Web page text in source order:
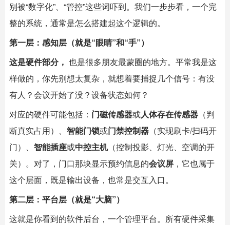
别被“数字化”、“管控”这些词吓到。我们一步步看，一个完
整的系统，通常是怎么搭建起这个逻辑的。
第一层：感知层（就是“眼睛”和“手”）
这是硬件部分， 也是很多朋友最蒙圈的地方。平常我是这
样做的，你先别想太复杂，就想着要捕捉几个信号：有没
有人？会议开始了没？设备状态如何？
对应的硬件可能包括： 门磁传感器或人体存在传感器 （判
断真实占用）、 智能门锁或门禁控制器 （实现刷卡/扫码开
门）、 智能插座或中控主机（控制投影、灯光、空调的开
关）。对了，门口那块显示预约信息的会议屏 ，它也属于
这个层面，既是输出设备，也常是交互入口。
第二层：平台层（就是“大脑”）
这就是你看到的软件后台，一个管理平台。所有硬件采集